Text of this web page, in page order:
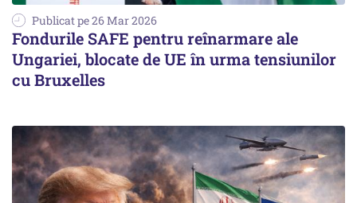
Publicat pe 26 Mar 2026
Fondurile SAFE pentru reînarmare ale
Ungariei, blocate de UE în urma tensiunilor
cu Bruxelles